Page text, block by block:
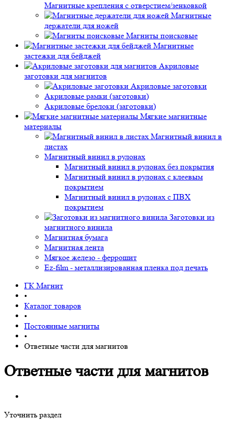
Магнитные крепления с отверстием/зенковкой
Магнитные
держатели для ножей
Магниты поисковые
Магнитные
застежки для бейджей
Акриловые
заготовки для магнитов
Акриловые заготовки
Акриловые рамки (заготовки)
Акриловые брелоки (заготовки)
Мягкие магнитные
материалы
Магнитный винил в
листах
Магнитный винил в рулонах
Магнитный винил в рулонах без покрытия
Магнитный винил в рулонах с клеевым
покрытием
Магнитный винил в рулонах с ПВХ
покрытием
Заготовки из
магнитного винила
Магнитная бумага
Магнитная лента
Мягкое железо - феррошит
Ez-film - металлизированная пленка под печать
ГК Магнит
•
Каталог товаров
•
Постоянные магниты
•
Ответные части для магнитов
Ответные части для магнитов
Уточнить раздел